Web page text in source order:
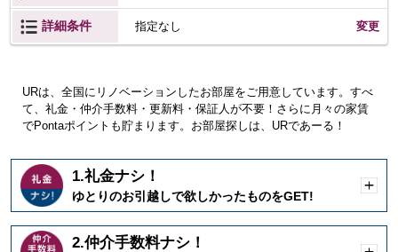
詳細条件 指定なし 変更
URは、全国にリノベーションしたお部屋をご用意しています。すべ
て、礼金・仲介手数料・更新料・保証人が不要！さらに月々の家賃
でPontaポイントも貯まります。お部屋探しは、URであーる！
1.礼金ナシ！
ゆとりのお引越しで欲しかったものをGET!
く
2.仲介手数料ナシ！